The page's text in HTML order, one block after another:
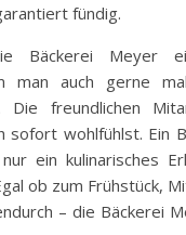
fündig.
Bäckerei Meyer
man auch gerne
Die freundlichen
sofort wohlfühlst. Ein
ein kulinarisches
ob zum Frühstück,
– die Bäckerei